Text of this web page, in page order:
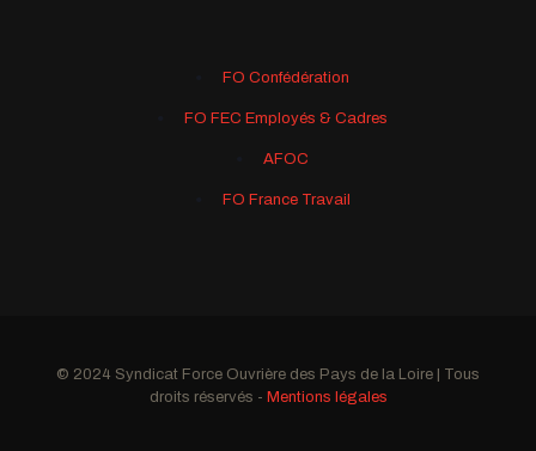
FO Confédération
FO FEC Employés & Cadres
AFOC
FO France Travail
© 2024 Syndicat Force Ouvrière des Pays de la Loire | Tous
droits réservés - Mentions légales